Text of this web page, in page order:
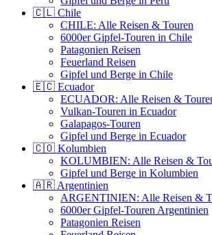
🇨🇱 Chile
CHILE: Alle Reisen & Touren
6000er Gipfel-Touren in Chile
Patagonien Reisen
Feuerland Reisen
Gipfel und Berge in Chile
🇪🇨 Ecuador
ECUADOR: Alle Reisen &
Vulkan-Touren in Ecuador
Galapagos-Touren
Gipfel und Berge in Ecuador
🇨🇴 Kolumbien
KOLUMBIEN: Alle Reisen &
Gipfel und Berge in Kolumbien
🇦🇷 Argentinien
ARGENTINIEN: Alle Reisen &
6000er Gipfel-Touren Argentinien
Patagonien Reisen